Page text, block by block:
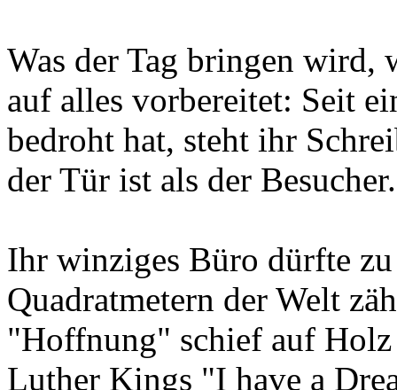
Was der Tag bringen wird,
auf alles vorbereitet: Seit
bedroht hat, steht ihr
der Tür ist als der Besucher.
Ihr winziges Büro dürfte
Quadratmetern der Welt
"Hoffnung" schief auf
Luther Kings "I have a